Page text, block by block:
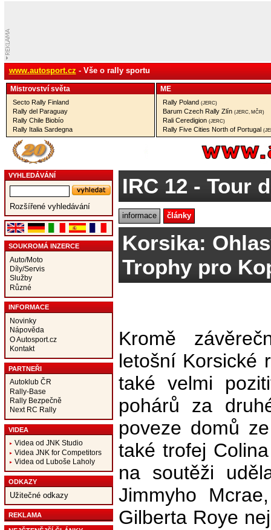
www.autosport.cz - Vše o rally sportu
Mistrovství­ světa
Secto Rally Finland
Rally del Paraguay
Rally Chile Biobío
Rally Italia Sardegna
ME
Rally Poland (JERC)
Barum Czech Rally Zlín (JERC, MČR)
Rali Ceredigion (JERC)
Rally Five Cities North of Portugal
VYHLEDÁVÁNÍ
Rozšířené vyhledávání
SOUKROMÁ INZERCE
Auto/Moto
Díly/Servis
Služby
Různé
INFORMACE
Novinky
Nápověda
O Autosport.cz
Kontakt
PARTNEŘI
Autoklub ČR
Rally-Base
Rally Bezpečně
Next RC Rally
VIDEA
Videa od JNK Studio
Videa JNK for Competitors
Videa od Luboše Laholy
ODKAZY
Užitečné odkazy
REKLAMA
IRC 12 - Tour
informace články
Korsika:
Trophy pro
Kromě
letošní Korsické
také velmi
pohárů za
poveze domů
také trofej
na soutěži
Jimmyho
Gilberta Roye